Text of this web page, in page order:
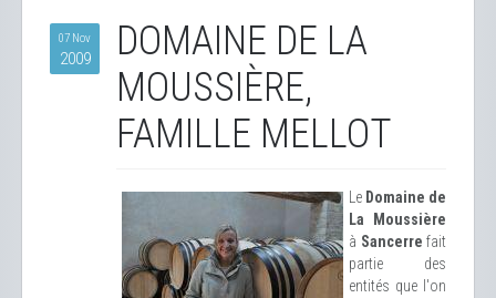
07 Nov
2009
DOMAINE DE LA
MOUSSIÈRE,
FAMILLE MELLOT
Le Domaine de
La Moussière
à Sancerre fait
partie des
entités que l'on